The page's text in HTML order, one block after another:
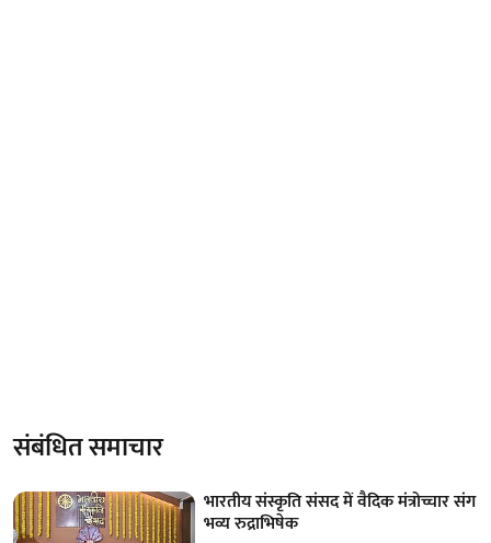
संबंधित समाचार
भारतीय संस्कृति संसद में वैदिक मंत्रोच्चार संग
भव्य रुद्राभिषेक